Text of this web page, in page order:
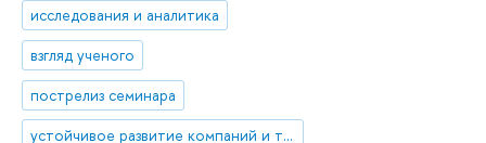
исследования и аналитика
взгляд ученого
пострелиз семинара
устойчивое развитие компаний и территорий